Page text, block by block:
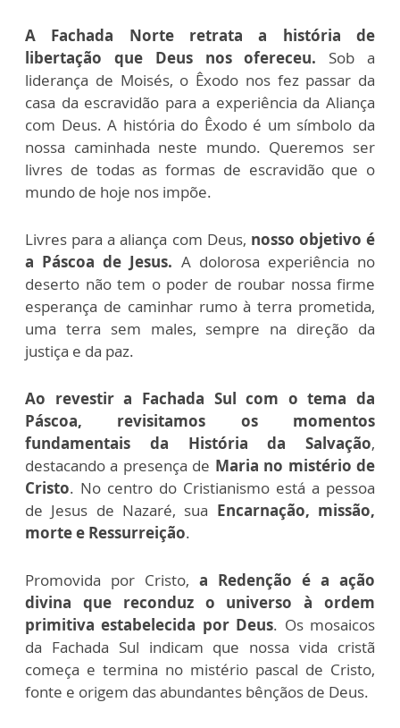
A Fachada Norte retrata a história de
libertação que Deus nos ofereceu. Sob a
liderança de Moisés, o Êxodo nos fez passar da
casa da escravidão para a experiência da Aliança
com Deus. A história do Êxodo é um símbolo da
nossa caminhada neste mundo. Queremos ser
livres de todas as formas de escravidão que o
mundo de hoje nos impõe.
Livres para a aliança com Deus, nosso objetivo é
a Páscoa de Jesus. A dolorosa experiência no
deserto não tem o poder de roubar nossa firme
esperança de caminhar rumo à terra prometida,
uma terra sem males, sempre na direção da
justiça e da paz.
Ao revestir a Fachada Sul com o tema da
Páscoa, revisitamos os momentos
fundamentais da História da Salvação,
destacando a presença de Maria no mistério de
Cristo. No centro do Cristianismo está a pessoa
de Jesus de Nazaré, sua Encarnação, missão,
morte e Ressurreição.
Promovida por Cristo, a Redenção é a ação
divina que reconduz o universo à ordem
primitiva estabelecida por Deus. Os mosaicos
da Fachada Sul indicam que nossa vida cristã
começa e termina no mistério pascal de Cristo,
fonte e origem das abundantes bênçãos de Deus.